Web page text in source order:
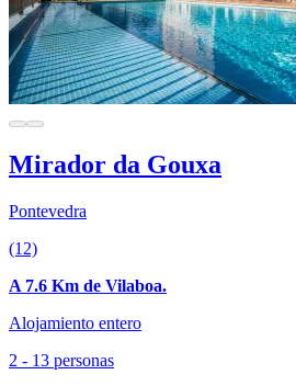
Mirador da Gouxa
Pontevedra
(12)
A 7.6 Km de Vilaboa.
Alojamiento entero
2 - 13 personas